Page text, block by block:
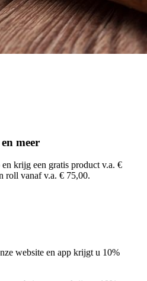
meer
krijg een gratis product v.a. €
roll vanaf v.a. € 75,00.
website en app krijgt u 10%